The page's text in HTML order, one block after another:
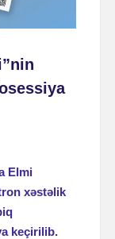
Elmi
xəstəlik
keçirilib.